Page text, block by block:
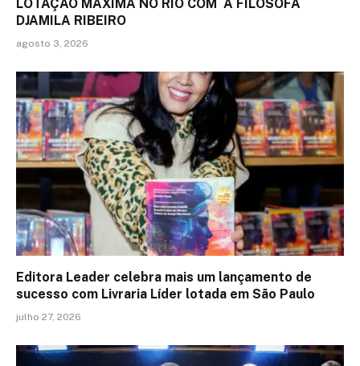
LOTAÇÃO MÁXIMA NO RIO COM A FILOSOFA
DJAMILA RIBEIRO
agosto 3, 2026
Editora Leader celebra mais um lançamento de
sucesso com Livraria Líder lotada em São Paulo
julho 27, 2026